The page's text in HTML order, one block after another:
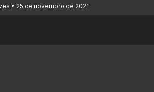
25 de novembro de 2021